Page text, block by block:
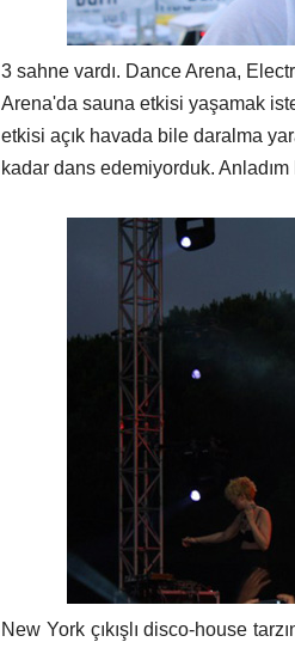
3 sahne vardı. Dance Arena,
Arena'da sauna etkisi yaşamak
etkisi açık havada bile daralma
kadar dans edemiyorduk.
New York çıkışlı disco-house